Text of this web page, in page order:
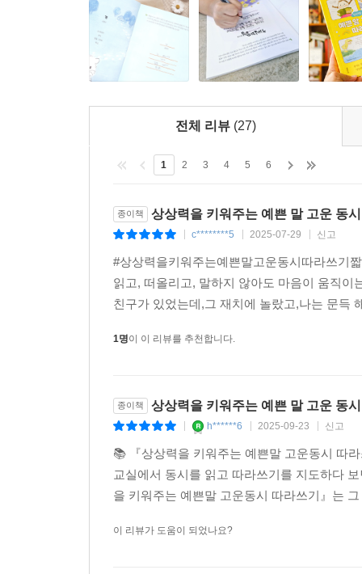
전체 리뷰 (27)
1 2 3 4 5 6
종이책 상상력을 키워주는 예쁜 말 고운 동
c********5 2025-07-29 신고
#상상력을키워주는예쁜말고운동시따라쓰기
읽고, 떠올리고, 말하지 않아도 마음이 움직이
친구가 있었는데,그 재치에 놀랐고,나는 문득
1명이 이 리뷰를 추천합니다.
종이책 상상력을 키워주는 예쁜 말 고운 동
h******6 2025-09-23 신고
📚 『상상력을 키워주는 예쁜말 고운동시 따
교실에서 동시를 읽고 따라쓰기를 지도하다
을 키워주는 예쁜말 고운동시 따라쓰기』는
이 리뷰가 도움이 되었나요?